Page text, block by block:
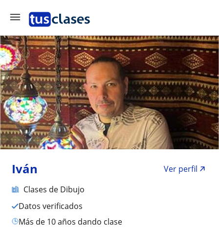
Iván
Ver perfil
Clases de Dibujo
Datos verificados
más de 10 años dando clase